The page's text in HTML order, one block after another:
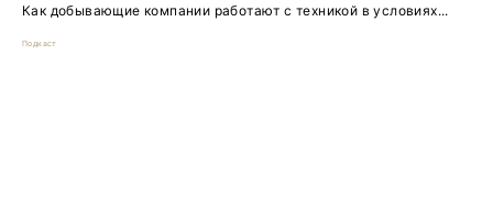
Как добывающие компании работают с техникой в условиях...
Подкаст